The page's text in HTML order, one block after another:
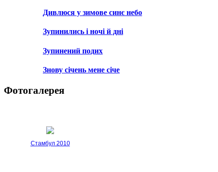
Дивлюся у зимове синє небо
Зупинились і ночі й дні
Зупинений подих
Знову січень мене січе
Фотогалерея
Стамбул 2010